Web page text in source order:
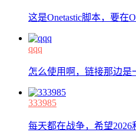
这是Onetastic脚本，要在
qqq
怎么使用啊，链接那边是
333985
每天都在战争，希望2026